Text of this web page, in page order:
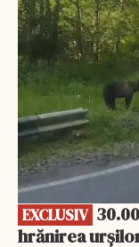
EXCLUSIV
hrănirea